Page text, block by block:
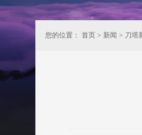
您的位置： 首页 > 新闻 > 刀塔